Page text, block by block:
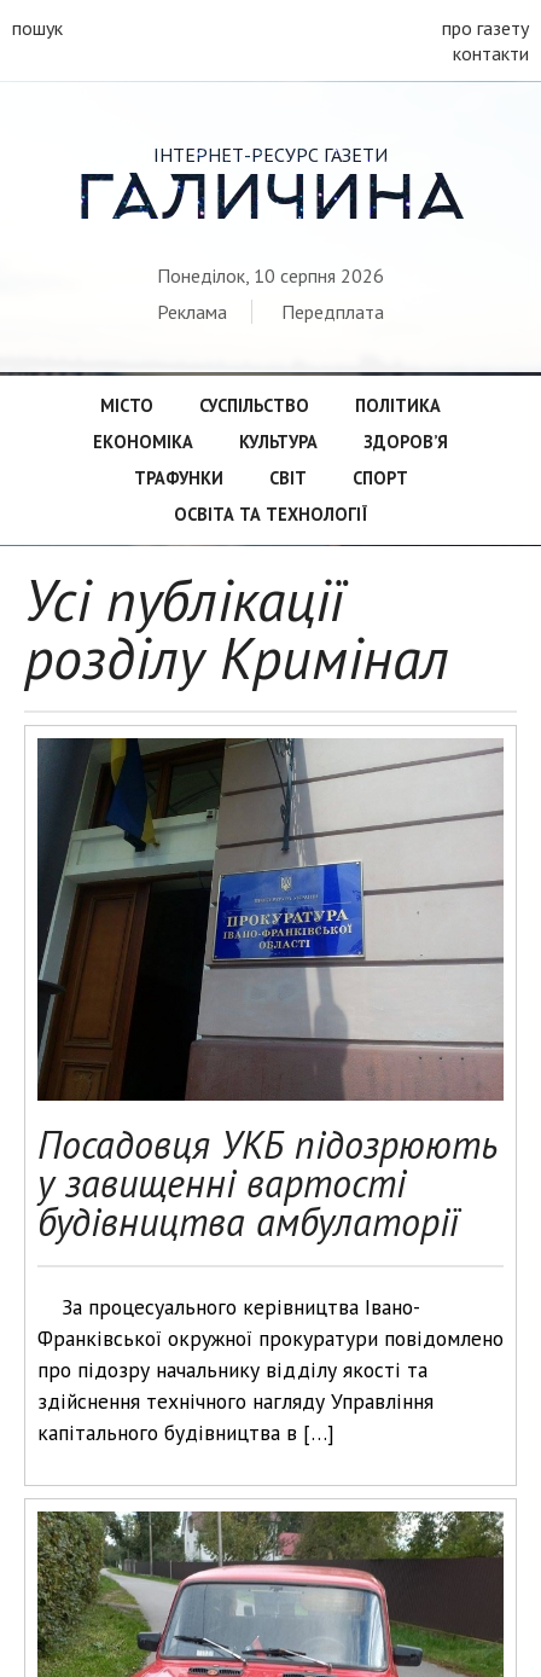
пошук
про газету
контакти
ІНТЕРНЕТ-РЕСУРС ГАЗЕТИ
ГАЛИЧИНА
Понеділок, 10 серпня 2026
Реклама
Передплата
МІСТО СУСПІЛЬСТВО
ПОЛІТИКА
ЕКОНОМІКА
КУЛЬТУРА
ЗДОРОВ’Я
ТРАФУНКИ
СВІТ
СПОРТ
ОСВІТА ТА ТЕХНОЛОГІЇ
Усі публікації
розділу Кримінал
Посадовця УКБ підозрюють
у завищенні вартості
будівництва амбулаторії
За процесуального керівництва Івано-
Франківської окружної прокуратури повідомлено
про підозру начальнику відділу якості та
здійснення технічного нагляду Управління
капітального будівництва в […]